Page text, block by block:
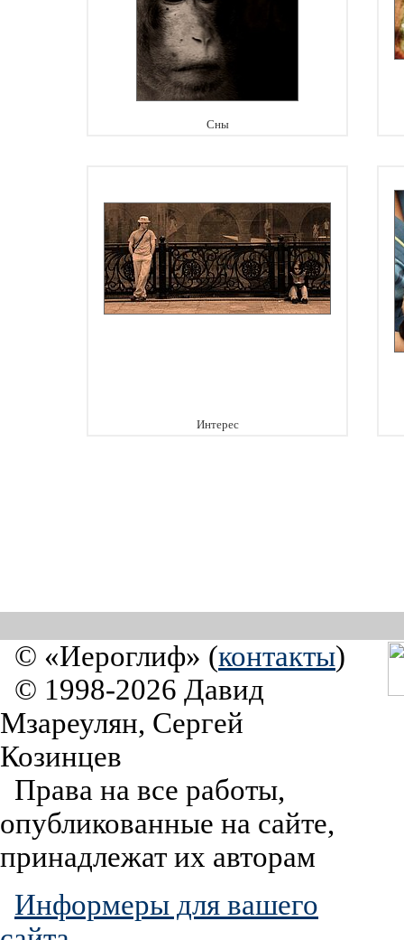
Сны
Интерес
© «Иероглиф» (контакты)
© 1998-2026 Давид
Мзареулян, Сергей
Козинцев
Права на все работы,
опубликованные на сайте,
принадлежат их авторам
Информеры для вашего